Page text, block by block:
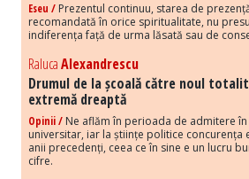
Eseu / Prezentul continuu, starea de
recomandată în orice spiritualitate, nu
indiferența față de urma lăsată sau de
RalucaAlexandrescu
Drumul de la școală către noul
extremă dreaptă
Opinii / Ne aflăm în perioada de admitere
universitar, iar la științe politice concurența
anii precedenți, ceea ce în sine e un lucru
cifre.